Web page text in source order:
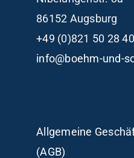
86152 Augsburg
+49 (0)821 50 28 40
info@boehm-und-
Allgemeine
(AGB)